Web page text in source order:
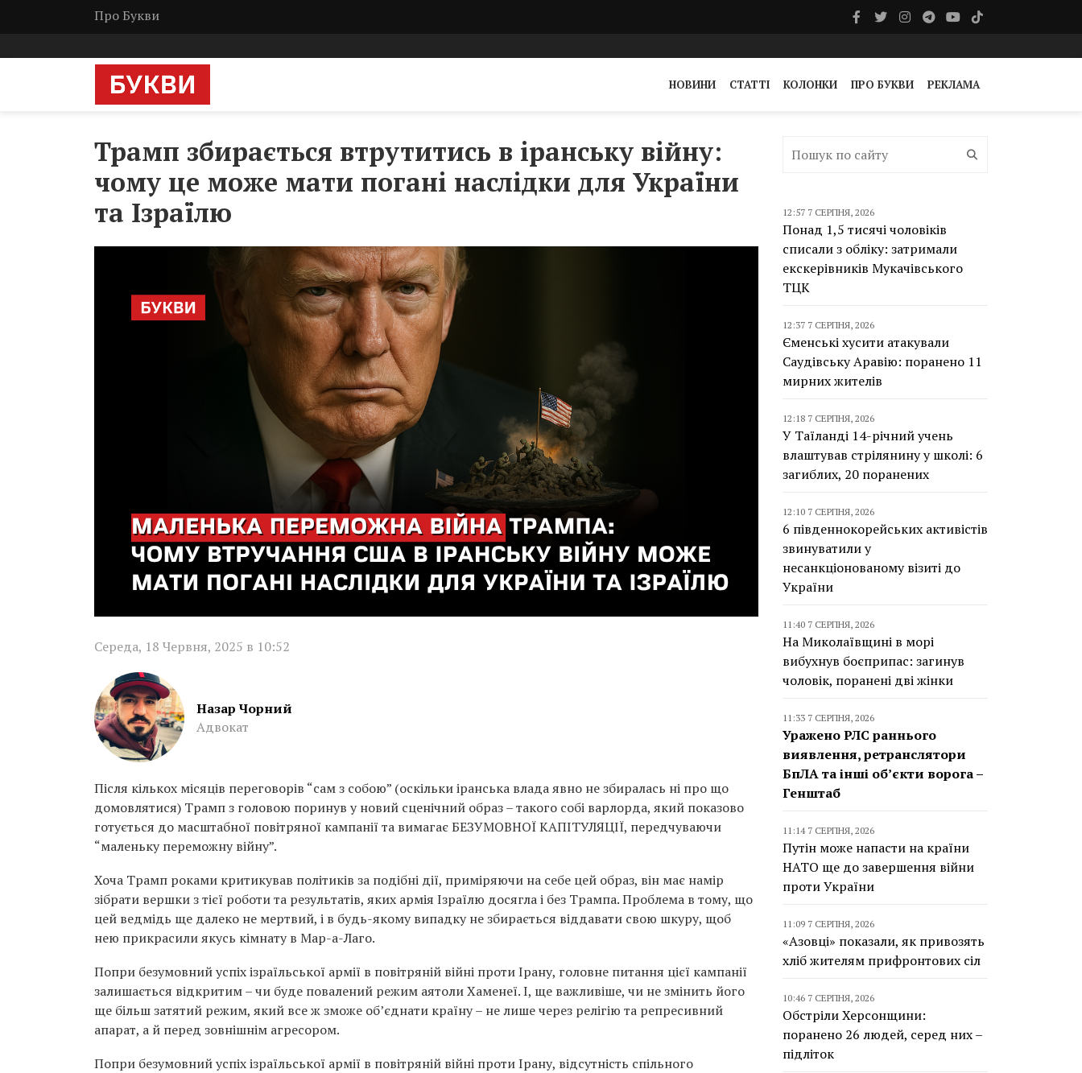
Про Букви
НОВИНИ СТАТТІ КОЛОНКИ ПРО БУКВИ РЕКЛАМА
Трамп збирається втрутитись в іранську війну:
чому це може мати погані наслідки для України
та Ізраїлю
Середа, 18 Червня, 2025 в 10:52
Назар Чорний
Адвокат
Після кількох місяців переговорів “сам з собою” (оскільки іранська влада явно не збиралась ні про що
домовлятися) Трамп з головою поринув у новий сценічний образ – такого собі варлорда, який показово
готується до масштабної повітряної кампанії та вимагає БЕЗУМОВНОЇ КАПІТУЛЯЦІЇ, передчуваючи
“маленьку переможну війну”.
Хоча Трамп роками критикував політиків за подібні дії, приміряючи на себе цей образ, він має намір
зібрати вершки з тієї роботи та результатів, яких армія Ізраїлю досягла і без Трампа. Проблема в тому, що
цей ведмідь ще далеко не мертвий, і в будь-якому випадку не збирається віддавати свою шкуру, щоб
нею прикрасили якусь кімнату в Мар-а-Лаго.
Попри безумовний успіх ізраїльської армії в повітряній війні проти Ірану, головне питання цієї кампанії
залишається відкритим – чи буде повалений режим аятоли Хаменеї. І, ще важливіше, чи не змінить його
ще більш затятий режим, який все ж зможе об’єднати країну – не лише через релігію та репресивний
апарат, а й перед зовнішнім агресором.
Попри безумовний успіх ізраїльської армії в повітряній війні проти Ірану, відсутність спільного
12:57 7 СЕРПНЯ, 2026
Понад 1,5 тисячі чоловіків
списали з обліку: затримали
екскерівників Мукачівського
ТЦК
12:37 7 СЕРПНЯ, 2026
Єменські хусити атакували
Саудівську Аравію: поранено 11
мирних жителів
12:18 7 СЕРПНЯ, 2026
У Таїланді 14-річний учень
влаштував стрілянину у школі: 6
загиблих, 20 поранених
12:10 7 СЕРПНЯ, 2026
6 південнокорейських активістів
звинуватили у
несанкціонованому візиті до
України
11:40 7 СЕРПНЯ, 2026
На Миколаївщині в морі
вибухнув боєприпас: загинув
чоловік, поранені дві жінки
11:33 7 СЕРПНЯ, 2026
Уражено РЛС раннього
виявлення, ретранслятори
БпЛА та інші об’єкти ворога –
Генштаб
11:14 7 СЕРПНЯ, 2026
Путін може напасти на країни
НАТО ще до завершення війни
проти України
11:09 7 СЕРПНЯ, 2026
«Азовці» показали, як привозять
хліб жителям прифронтових сіл
10:46 7 СЕРПНЯ, 2026
Обстріли Херсонщини:
поранено 26 людей, серед них –
підліток